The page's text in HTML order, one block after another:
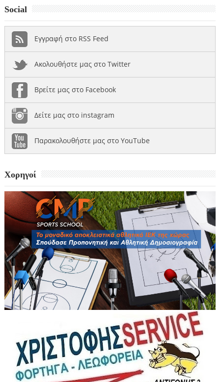
Social
Εγγραφή στο RSS Feed
Ακολουθήστε μας στο Twitter
Βρείτε μας στο Facebook
Δείτε μας στο instagram
Παρακολουθήστε μας στο YouTube
Χορηγοί